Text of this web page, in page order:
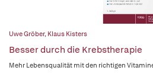
Uwe Gröber, Klaus Kisters
Besser durch die Krebstherapie
Mehr Lebensqualität mit den richtigen